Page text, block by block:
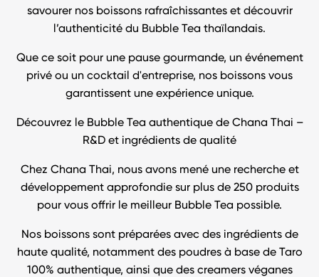
savourer nos boissons rafraîchissantes et découvrir
l’authenticité du Bubble Tea thaïlandais.
Que ce soit pour une pause gourmande, un événement
privé ou un cocktail d'entreprise, nos boissons vous
garantissent une expérience unique.
Découvrez le Bubble Tea authentique de Chana Thai –
R&D et ingrédients de qualité
Chez Chana Thai, nous avons mené une recherche et
développement approfondie sur plus de 250 produits
pour vous offrir le meilleur Bubble Tea possible.
Nos boissons sont préparées avec des ingrédients de
haute qualité, notamment des poudres à base de Taro
100% authentique, ainsi que des creamers véganes